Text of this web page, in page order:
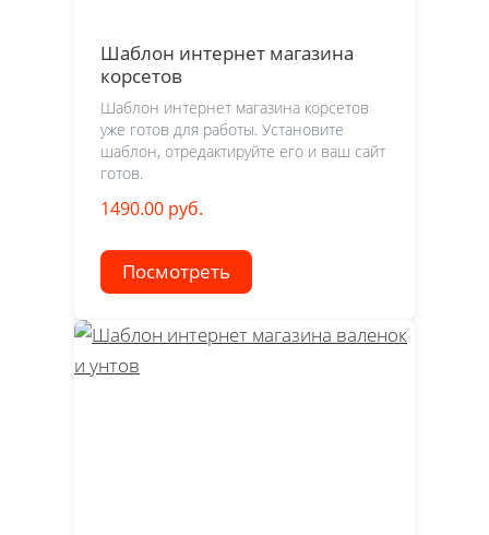
Шаблон интернет магазина
корсетов
Шаблон интернет магазина корсетов
уже готов для работы. Установите
шаблон, отредактируйте его и ваш сайт
готов.
1490.00 руб.
Посмотреть